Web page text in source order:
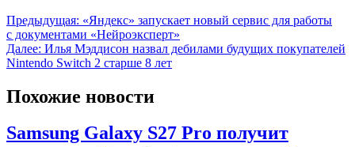
Предыдущая: «Яндекс» запускает новый сервис для работы
с документами «Нейроэксперт»
Далее: Илья Мэддисон назвал дебилами будущих покупателей
Nintendo Switch 2 старше 8 лет
Похожие новости
Samsung Galaxy S27 Pro получит